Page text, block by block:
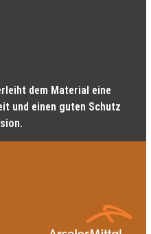
dem Material eine
und einen guten Schutz